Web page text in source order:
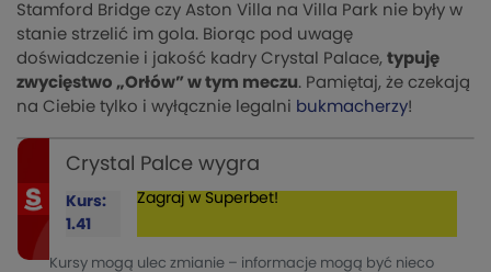
Stamford Bridge czy Aston Villa na Villa Park nie były w
stanie strzelić im gola. Biorąc pod uwagę
doświadczenie i jakość kadry Crystal Palace, typuję
zwycięstwo „Orłów” w tym meczu. Pamiętaj, że czekają
na Ciebie tylko i wyłącznie legalni bukmacherzy!
Crystal Palce wygra
Kurs:
1.41
Zagraj w Superbet!
Kursy mogą ulec zmianie – informacje mogą być nieco